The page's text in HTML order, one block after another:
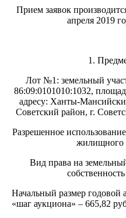
Прием заявок
апреля 2019
1.
Лот №1: земельный
86:09:0101010:1032,
адресу: Ханты-
Советский район, г.
Разрешенное
жилищного
Вид права на
Начальный размер годовой
«шаг аукциона» – 665,82